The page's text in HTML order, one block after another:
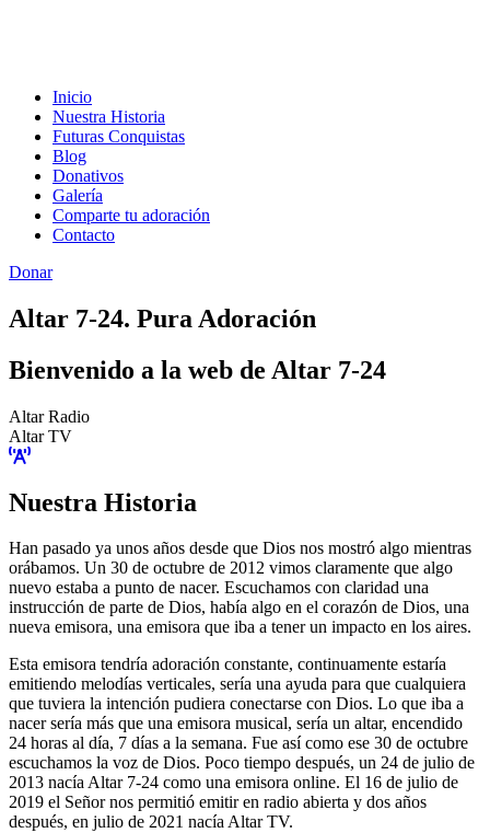
Inicio
Nuestra Historia
Futuras Conquistas
Blog
Donativos
Galería
Comparte tu adoración
Contacto
Donar
Altar 7-24. Pura Adoración
Bienvenido a la web de Altar 7-24
Altar Radio
Altar TV
Nuestra Historia
Han pasado ya unos años desde que Dios nos mostró algo mientras
orábamos. Un 30 de octubre de 2012 vimos claramente que algo
nuevo estaba a punto de nacer. Escuchamos con claridad una
instrucción de parte de Dios, había algo en el corazón de Dios, una
nueva emisora, una emisora que iba a tener un impacto en los aires.
Esta emisora tendría adoración constante, continuamente estaría
emitiendo melodías verticales, sería una ayuda para que cualquiera
que tuviera la intención pudiera conectarse con Dios. Lo que iba a
nacer sería más que una emisora musical, sería un altar, encendido
24 horas al día, 7 días a la semana. Fue así como ese 30 de octubre
escuchamos la voz de Dios. Poco tiempo después, un 24 de julio de
2013 nacía Altar 7-24 como una emisora online. El 16 de julio de
2019 el Señor nos permitió emitir en radio abierta y dos años
después, en julio de 2021 nacía Altar TV.